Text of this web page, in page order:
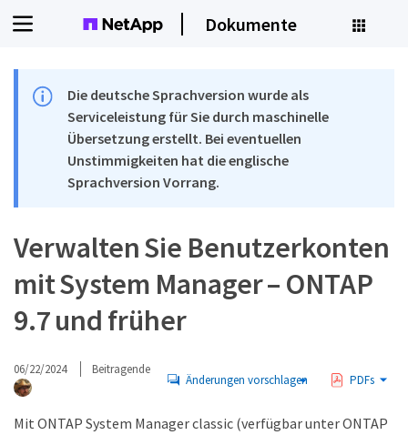
Dokumente
Die deutsche Sprachversion wurde als
Serviceleistung für Sie durch maschinelle
Übersetzung erstellt. Bei eventuellen
Unstimmigkeiten hat die englische
Sprachversion Vorrang.
Verwalten Sie Benutzerkonten
mit System Manager – ONTAP
9.7 und früher
06/22/2024 Beitragende
Änderungen vorschlagen PDFs
Mit ONTAP System Manager classic (verfügbar unter ONTAP